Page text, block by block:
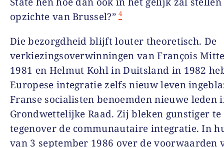
opzichte van Brussel?” 4
Die bezorgdheid blijft louter theoretisch. De
verkiezingsoverwinningen van François
1981 en Helmut Kohl in Duitsland in 1982
Europese integratie zelfs nieuw leven
Franse socialisten benoemden nieuwe leden
Grondwettelijke Raad. Zij bleken gunstiger te
tegenover de communautaire integratie. In
van 3 september 1986 over de voorwaarden